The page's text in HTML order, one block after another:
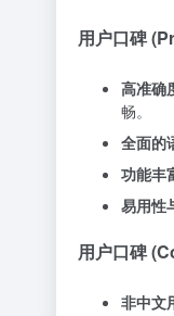
用户口碑
高准确
畅。
全面的
功能丰
易用性
用户口碑
非中文